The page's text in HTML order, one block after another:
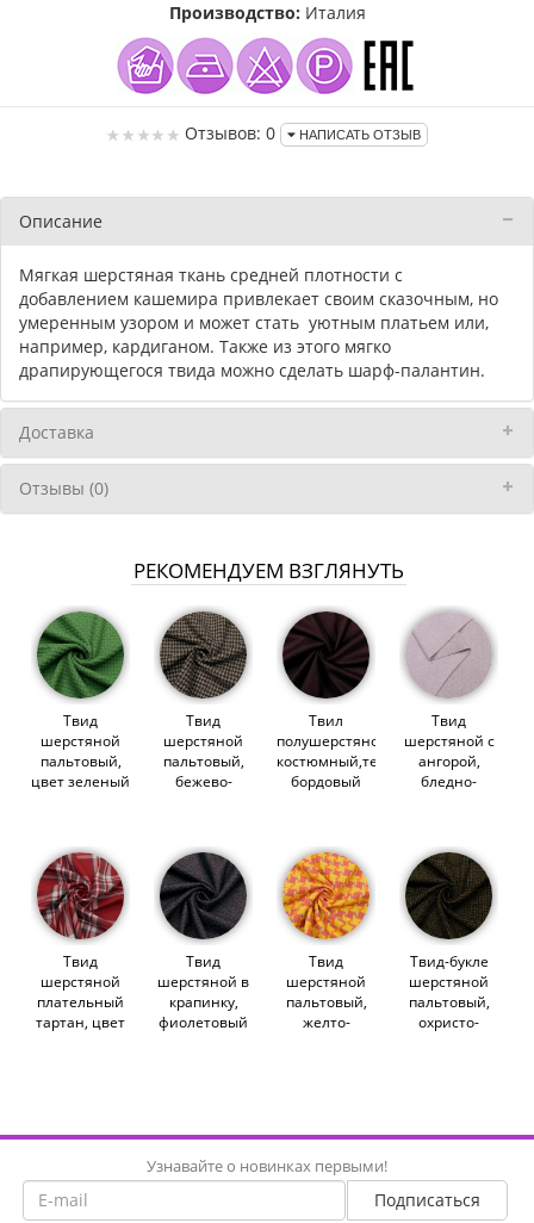
Производство: Италия
Отзывов: 0 НАПИСАТЬ ОТЗЫВ
Описание
Мягкая шерстяная ткань средней плотности с
добавлением кашемира привлекает своим сказочным, но
умеренным узором и может стать уютным платьем или,
например, кардиганом. Также из этого мягко
драпирующегося твида можно сделать шарф-палантин.
Доставка
Отзывы (0)
РЕКОМЕНДУЕМ ВЗГЛЯНУТЬ
Твид
шерстяной
пальтовый,
цвет зеленый
Твид
шерстяной
пальтовый,
бежево-
Твил
полушерстяной
костюмный,темно-
бордовый
Твид
шерстяной с
ангорой,
бледно-
Твид
шерстяной
плательный
тартан, цвет
Твид
шерстяной в
крапинку,
фиолетовый
Твид
шерстяной
пальтовый,
желто-
Твид-букле
шерстяной
пальтовый,
охристо-
Узнавайте о новинках первыми!